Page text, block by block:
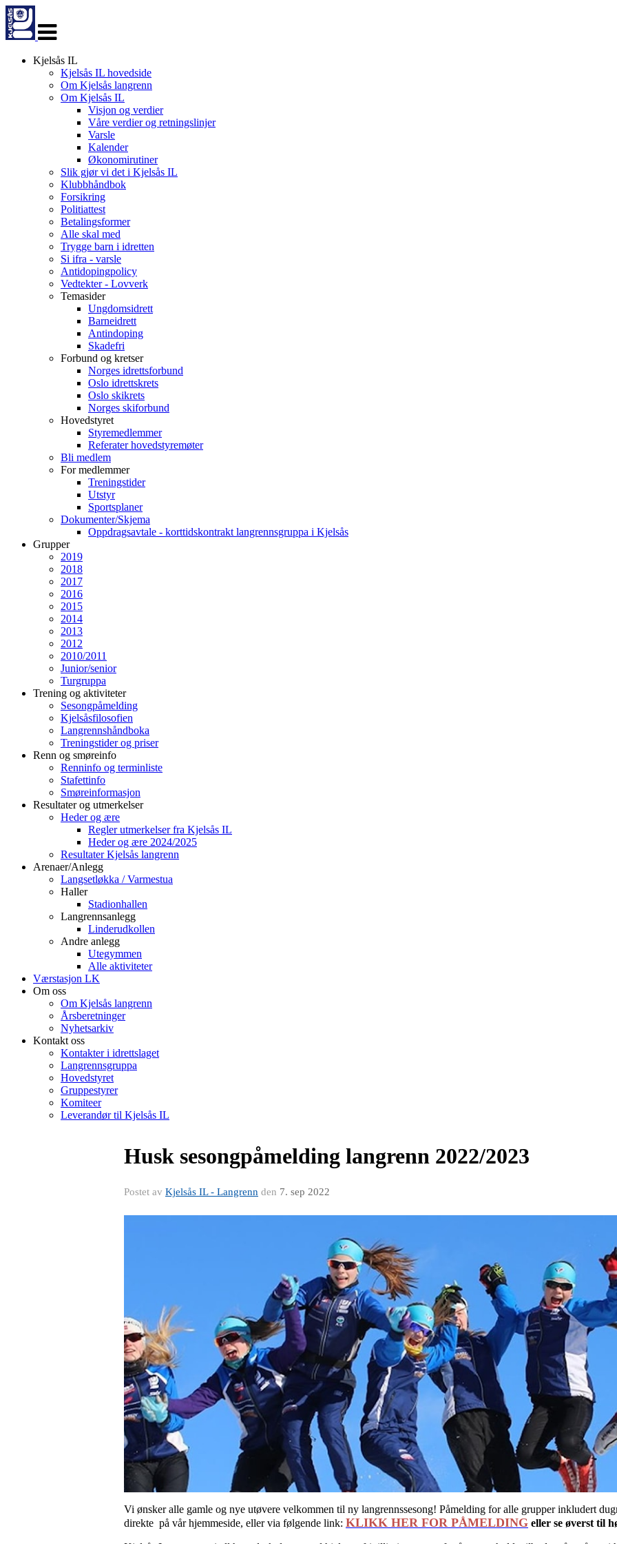
navigasjon
Kjelsås IL
Kjelsås IL hovedside
Om Kjelsås langrenn
Om Kjelsås IL
Visjon og verdier
Våre verdier og retningslinjer
Varsle
Kalender
Økonomirutiner
Slik gjør vi det i Kjelsås IL
Klubbhåndbok
Forsikring
Politiattest
Betalingsformer
Alle skal med
Trygge barn i idretten
Si ifra - varsle
Antidopingpolicy
Vedtekter - Lovverk
Temasider
Ungdomsidrett
Barneidrett
Antindoping
Skadefri
Forbund og kretser
Norges idrettsforbund
Oslo idrettskrets
Oslo skikrets
Norges skiforbund
Hovedstyret
Styremedlemmer
Referater hovedstyremøter
Bli medlem
For medlemmer
Treningstider
Utstyr
Sportsplaner
Dokumenter/Skjema
Oppdragsavtale - korttidskontrakt langrennsgruppa i Kjelsås
Grupper
2019
2018
2017
2016
2015
2014
2013
2012
2010/2011
Junior/senior
Turgruppa
Trening og aktiviteter
Sesongpåmelding
Kjelsåsfilosofien
Langrennshåndboka
Treningstider og priser
Renn og smøreinfo
Renninfo og terminliste
Stafettinfo
Smøreinformasjon
Resultater og utmerkelser
Heder og ære
Regler utmerkelser fra Kjelsås IL
Heder og ære 2024/2025
Resultater Kjelsås langrenn
Arenaer/Anlegg
Langsetløkka / Varmestua
Haller
Stadionhallen
Langrennsanlegg
Linderudkollen
Andre anlegg
Utegymmen
Alle aktiviteter
Værstasjon LK
Om oss
Om Kjelsås langrenn
Årsberetninger
Nyhetsarkiv
Kontakt oss
Kontakter i idrettslaget
Langrennsgruppa
Hovedstyret
Gruppestyrer
Komiteer
Leverandør til Kjelsås IL
Husk sesongpåmelding langrenn 2022/2023
Postet av Kjelsås IL - Langrenn den 7. sep 2022
Vi ønsker alle gamle og nye utøvere velkommen til ny langrennssesong! Påmelding for alle grupper inkludert
direkte på vår hjemmeside, eller via følgende link: KLIKK HER FOR PÅMELDING eller se øverst til